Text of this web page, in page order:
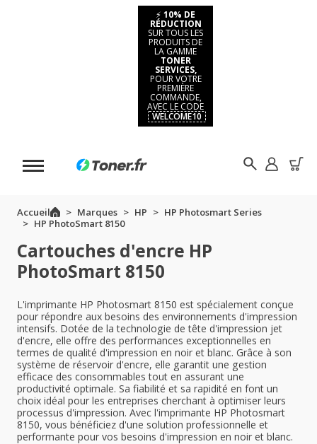
⚡ 10% DE
RÉDUCTION
SUR TOUS LES
PRODUITS DE
LA GAMME
TONER
SERVICES,
POUR VOTRE
PREMIÈRE
COMMANDE,
AVEC LE CODE
WELCOME10
Accueil Marques HP
HP Photosmart Series
HP PhotoSmart 8150
Cartouches d'encre HP
PhotoSmart 8150
L'imprimante HP Photosmart 8150 est spécialement conçue
pour répondre aux besoins des environnements d'impression
intensifs. Dotée de la technologie de tête d'impression jet
d'encre, elle offre des performances exceptionnelles en
termes de qualité d'impression en noir et blanc. Grâce à son
système de réservoir d'encre, elle garantit une gestion
efficace des consommables tout en assurant une
productivité optimale. Sa fiabilité et sa rapidité en font un
choix idéal pour les entreprises cherchant à optimiser leurs
processus d'impression. Avec l'imprimante HP Photosmart
8150, vous bénéficiez d'une solution professionnelle et
performante pour vos besoins d'impression en noir et blanc.